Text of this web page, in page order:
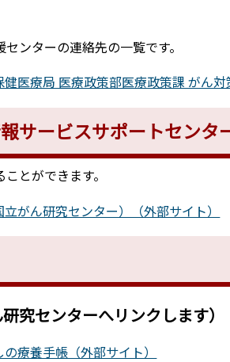
ンターの連絡先の一覧です。
医療局 医療政策部医療政策課 がん対
サービスサポートセンタ
とができます。
がん研究センター）（外部サイト）
究センターへリンクします）
療養手帳（外部サイト）